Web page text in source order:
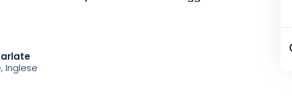
la casa dispone di quattro ampie camere da
e generosi spazi comuni perfetti per stare
salotto, dotato di un grande schermo di
Inglese